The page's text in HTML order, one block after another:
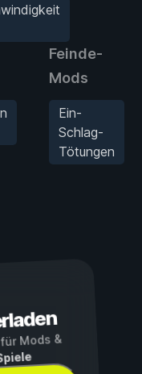
Feinde-
Mods
Ein-
Schlag-
Tötungen
Mods &